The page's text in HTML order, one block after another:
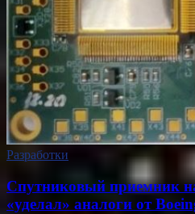
Разработки
Спутниковый приемник
«уделал» аналоги от